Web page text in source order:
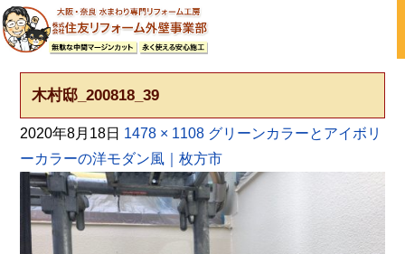
木村邸_200818_39
2020年8月18日 1478 × 1108 グリーンカラーとアイボリ
ーカラーの洋モダン風｜枚方市